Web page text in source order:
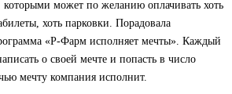
которыми может по желанию оплачивать хоть
хоть парковки. Порадовала
«Р-Фарм исполняет мечты». Каждый
о своей мечте и попасть в число
мечту компания исполнит.